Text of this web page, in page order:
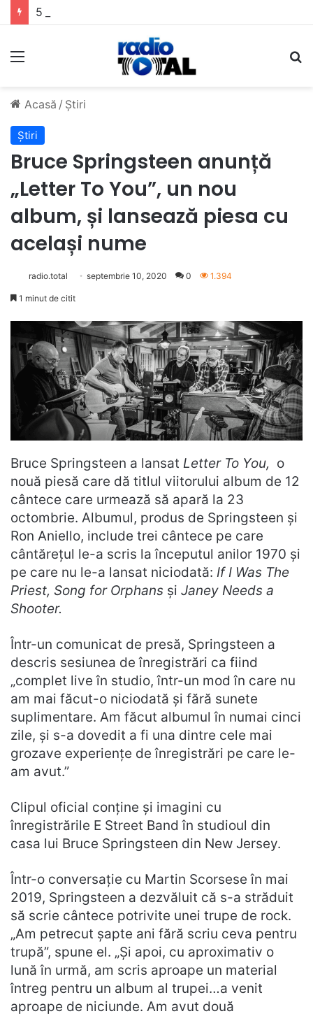
Meniu
Acasă / Știri
Știri
Bruce Springsteen anunță
„Letter To You”, un nou
album, și lansează piesa cu
același nume
radio.total septembrie 10, 2020 0 1.394
1 minut de citit
Bruce Springsteen a lansat Letter To You, o
nouă piesă care dă titlul viitorului album de 12
cântece care urmează să apară la 23
octombrie. Albumul, produs de Springsteen și
Ron Aniello, include trei cântece pe care
cântărețul le-a scris la începutul anilor 1970 și
pe care nu le-a lansat niciodată: If I Was The
Priest, Song for Orphans și Janey Needs a
Shooter.
Într-un comunicat de presă, Springsteen a
descris sesiunea de înregistrări ca fiind
„complet live în studio, într-un mod în care nu
am mai făcut-o niciodată și fără sunete
suplimentare. Am făcut albumul în numai cinci
zile, și s-a dovedit a fi una dintre cele mai
grozave experiențe de înregistrări pe care le-
am avut.”
Clipul oficial conține și imagini cu
înregistrările E Street Band în studioul din
casa lui Bruce Springsteen din New Jersey.
Într-o conversație cu Martin Scorsese în mai
2019, Springsteen a dezvăluit că s-a străduit
să scrie cântece potrivite unei trupe de rock.
„Am petrecut șapte ani fără scriu ceva pentru
trupă”, spune el. „Și apoi, cu aproximativ o
lună în urmă, am scris aproape un material
întreg pentru un album al trupei…a venit
aproape de niciunde. Am avut două